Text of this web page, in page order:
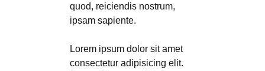
quod, reiciendis nostrum,
ipsam sapiente.
Lorem ipsum dolor sit amet
consectetur adipisicing elit.